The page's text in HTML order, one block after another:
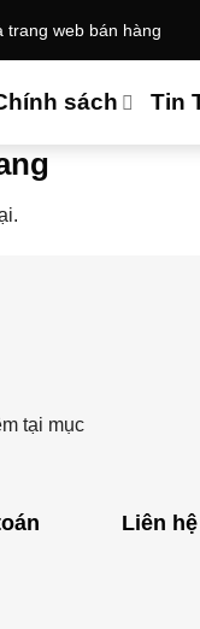
trang web bán hàng
sách Tin
tại mục
Liên hệ